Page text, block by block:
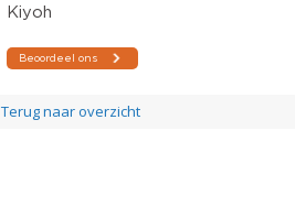
Terug naar overzicht